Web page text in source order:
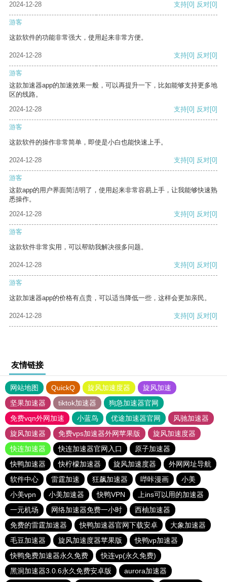
2024-12-28
支持[0] 反对[0]
游客
这款软件的功能非常强大，使用起来非常方便。
2024-12-28 支持[0] 反对[0]
游客
这款加速器app的加速效果一般，可以再提升一下，比如能够支持更多地
区的线路。
2024-12-28
支持[0] 反对[0]
游客
这款软件的操作非常简单，即使是小白也能快速上手。
2024-12-28 支持[0] 反对[0]
游客
这款app的用户界面简洁明了，使用起来非常容易上手，让我能够快速熟
悉操作。
2024-12-28
支持[0] 反对[0]
游客
这款软件非常实用，可以帮助我解决很多问题。
2024-12-28 支持[0] 反对[0]
游客
这款加速器app的价格有点贵，可以适当降低一些，这样会更加亲民。
2024-12-28 支持[0] 反对[0]
友情链接
网站地图 QuickQ 旋风加速度器
旋风加速
坚果加速器
tiktok加速器
狗急加速器官网
免费vqn外网加速
小蓝鸟 优途加速器官网
风驰加速器
旋风加速器
免费vps加速器外网苹果版
旋风加速度器
快连加速器
快连加速器官网入口
原子加速器
快鸭加速器
快柠檬加速器 旋风加速度器
外网网址导航
软件中心
雷霆加速 狂飙加速器 哔咔漫画
小美
小美vpn
小美加速器 快鸭VPN
上ins可以用的加速器
一元机场
网络加速器免费一小时
西柚加速器
免费的雷霆加速器
快鸭加速器官网下载安卓
大象加速器
毛豆加速器
旋风加速度器苹果版
快鸭vp加速器
快鸭免费加速器永久免费
快连vp(永久免费)
黑洞加速器3.0.6永久免费安卓版
aurora加速器